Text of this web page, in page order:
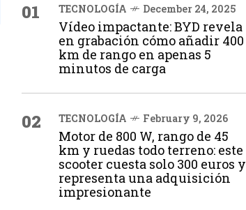
01 TECNOLOGÍA December 24, 2025
Vídeo impactante: BYD revela
en grabación cómo añadir 400
km de rango en apenas 5
minutos de carga
02 TECNOLOGÍA February 9, 2026
Motor de 800 W, rango de 45
km y ruedas todo terreno: este
scooter cuesta solo 300 euros y
representa una adquisición
impresionante